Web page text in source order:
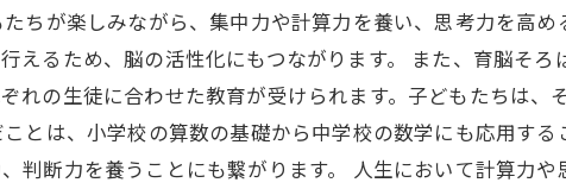
ちが楽しみながら、集中力や計算力を養い、思考力を高
えるため、脳の活性化にもつながります。 また、育脳そろ
れの生徒に合わせた教育が受けられます。子どもたちは、
とは、小学校の算数の基礎から中学校の数学にも応用する
判断力を養うことにも繋がります。 人生において計算力